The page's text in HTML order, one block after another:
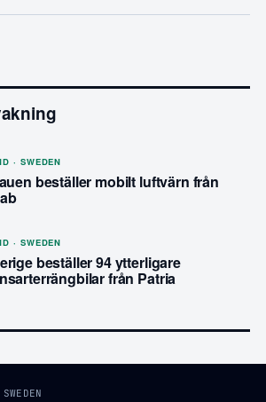
· SWEDEN
beställer mobilt luftvärn från
· SWEDEN
beställer 94 ytterligare
från Patria
SWEDEN